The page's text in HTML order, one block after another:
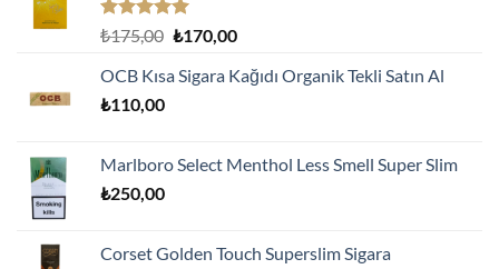
5 üzerinden
oy
aldı
₺175,00 Orijinal
₺175,00.
₺170,00Şu
fiyat:
OCB Kısa Sigara Kağıdı Organik Tekli Satın Al
₺110,00
Marlboro Select Menthol Less Smell Super Slim
₺250,00
Corset Golden Touch Superslim Sigara